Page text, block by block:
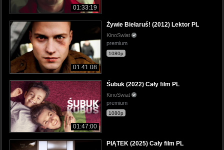
01:33:19
01:41:08
Żywie Biełaruś! (2012) Lektor PL
KinoSwiat
premium
1080p
01:47:00
Śubuk (2022) Cały film PL
KinoSwiat
premium
1080p
PIĄTEK (2025) Cały film PL